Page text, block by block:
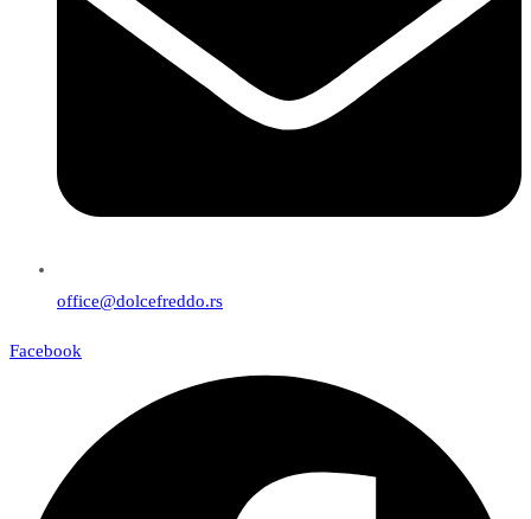
office@dolcefreddo.rs
Facebook